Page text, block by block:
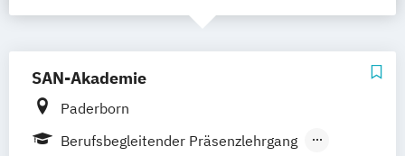
SAN-Akademie
Paderborn
Berufsbegleitender Präsenzlehrgang